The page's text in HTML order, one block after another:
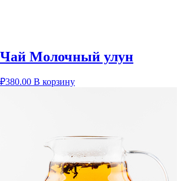
Чай Молочный улун
₽380.00 В корзину